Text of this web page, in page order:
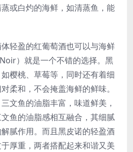
或白灼的海鲜，如清蒸鱼，能
轻盈的红葡萄酒也可以与海鲜
）就是一个不错的选择。黑
樱桃、草莓等，同时还有着细
柔和，不会掩盖海鲜的鲜味。
文鱼的油脂丰富，味道鲜美，
鱼的油脂感相互融合，其细腻
腻作用。而且黑皮诺的轻盈酒
厚重，两者搭配起来和谐又美